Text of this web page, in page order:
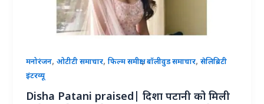
मनोरंजन,ओटीटी समाचार,फिल्म समीक्षा,बॉलीवुड समाचार,सेलिब्रिटी
इंटरव्यू
Disha Patani praised| दिशा पटानी को मिली